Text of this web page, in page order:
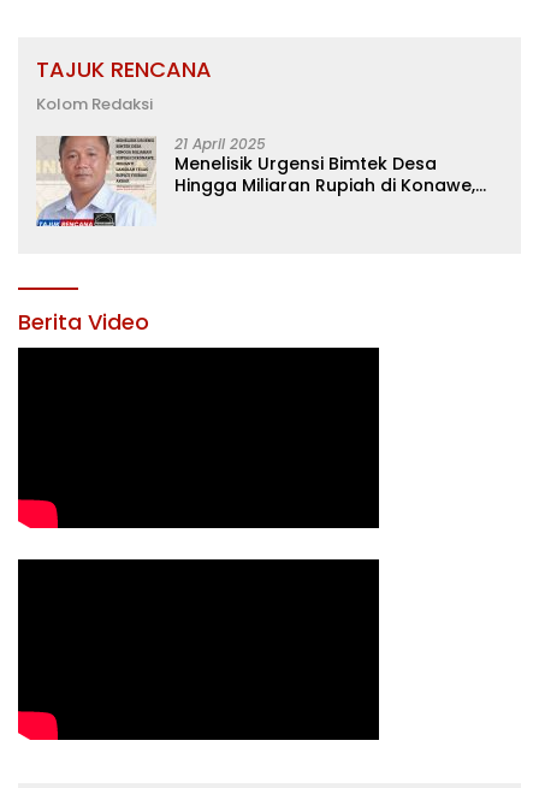
TAJUK RENCANA
Kolom Redaksi
21 April 2025
Menelisik Urgensi Bimtek Desa
Hingga Miliaran Rupiah di Konawe,
Berita Video